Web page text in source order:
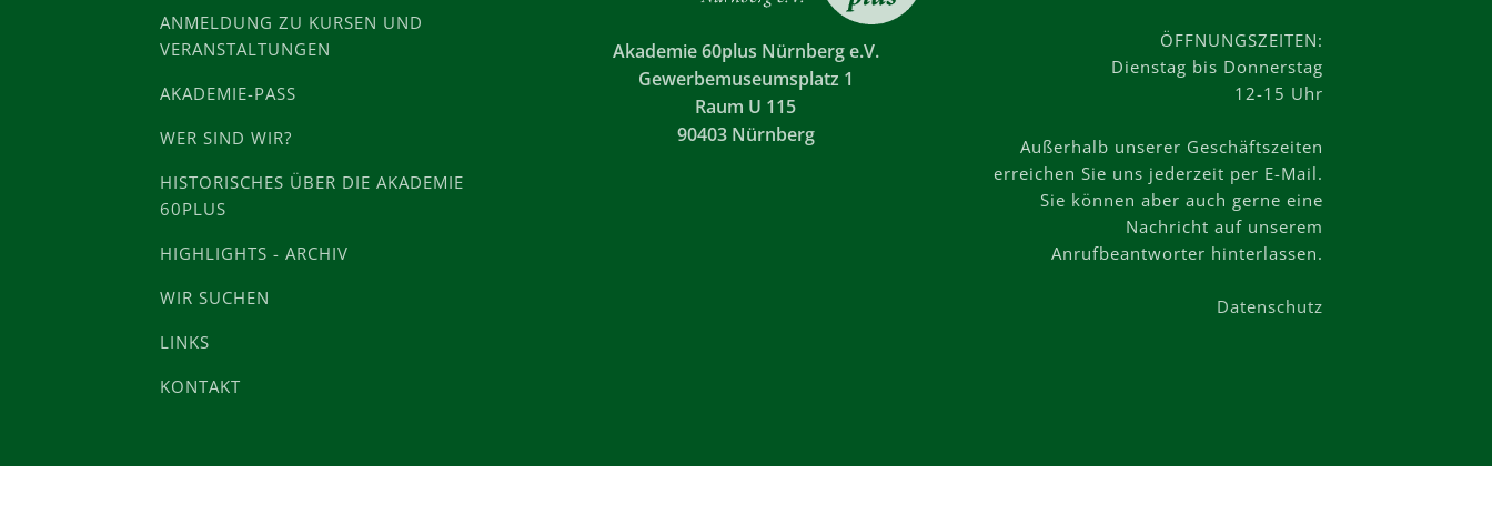
ANMELDUNG ZU KURSEN UND
VERANSTALTUNGEN
AKADEMIE-PASS
WER SIND WIR?
HISTORISCHES ÜBER DIE AKADEMIE
60PLUS
HIGHLIGHTS - ARCHIV
WIR SUCHEN
LINKS
KONTAKT
Akademie 60plus Nürnberg e.V.
Gewerbemuseumsplatz 1
Raum U 115
90403 Nürnberg
ÖFFNUNGSZEITEN:
Dienstag bis Donnerstag
12-15 Uhr
Außerhalb unserer Geschäftszeiten
erreichen Sie uns jederzeit per E-Mail.
Sie können aber auch gerne eine
Nachricht auf unserem
Anrufbeantworter hinterlassen.
Datenschutz